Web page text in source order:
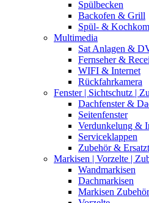
Spülbecken
Backofen & Grill
Spül- &
Multimedia
Sat Anlagen &
Fernseher &
WIFI & Internet
Rückfahrkamera
Fenster | Sichtschutz |
Dachfenster &
Seitenfenster
Verdunkelung &
Serviceklappen
Zubehör &
Markisen | Vorzelte |
Wandmarkisen
Dachmarkisen
Markisen Zubehör